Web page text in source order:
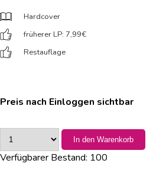
Hardcover
früherer LP: 7,99€
Restauflage
Preis nach Einloggen sichtbar
In den Warenkorb
Verfügbarer Bestand: 100